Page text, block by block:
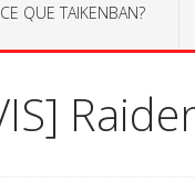
QUE TAIKENBAN?